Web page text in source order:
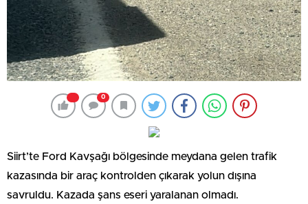
0
Siirt’te Ford Kavşağı bölgesinde meydana gelen trafik
kazasında bir araç kontrolden çıkarak yolun dışına
savruldu. Kazada şans eseri yaralanan olmadı.